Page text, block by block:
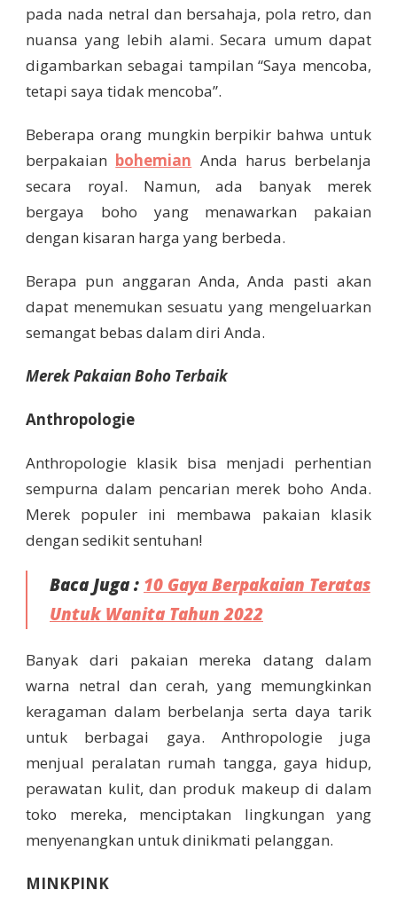
pada nada netral dan bersahaja, pola retro, dan
nuansa yang lebih alami. Secara umum dapat
digambarkan sebagai tampilan “Saya mencoba,
tetapi saya tidak mencoba”.
Beberapa orang mungkin berpikir bahwa untuk
berpakaian bohemian Anda harus berbelanja
secara royal. Namun, ada banyak merek
bergaya boho yang menawarkan pakaian
dengan kisaran harga yang berbeda.
Berapa pun anggaran Anda, Anda pasti akan
dapat menemukan sesuatu yang mengeluarkan
semangat bebas dalam diri Anda.
Merek Pakaian Boho Terbaik
Anthropologie
Anthropologie klasik bisa menjadi perhentian
sempurna dalam pencarian merek boho Anda.
Merek populer ini membawa pakaian klasik
dengan sedikit sentuhan!
Baca Juga : 10 Gaya Berpakaian Teratas
Untuk Wanita Tahun 2022
Banyak dari pakaian mereka datang dalam
warna netral dan cerah, yang memungkinkan
keragaman dalam berbelanja serta daya tarik
untuk berbagai gaya. Anthropologie juga
menjual peralatan rumah tangga, gaya hidup,
perawatan kulit, dan produk makeup di dalam
toko mereka, menciptakan lingkungan yang
menyenangkan untuk dinikmati pelanggan.
MINKPINK